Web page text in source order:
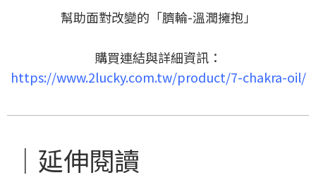
幫助面對改變的「臍輪-溫潤擁抱」
購買連結與詳細資訊：
https://www.2lucky.com.tw/product/7-chakra-oil/
｜延伸閱讀